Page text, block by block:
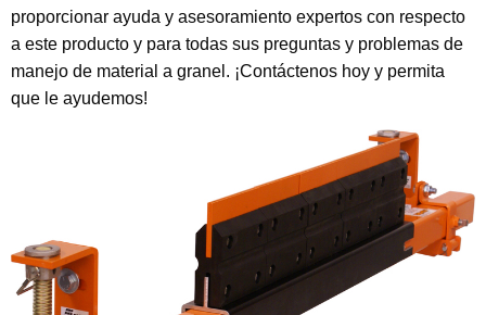
proporcionar ayuda y asesoramiento expertos con respecto
a este producto y para todas sus preguntas y problemas de
manejo de material a granel. ¡Contáctenos hoy y permita
que le ayudemos!